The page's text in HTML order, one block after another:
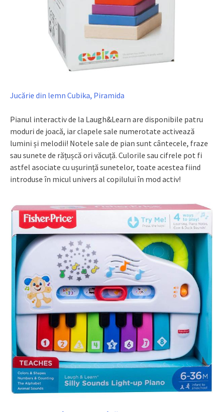
Jucărie din lemn Cubika, Piramida
Pianul interactiv de la Laugh&Learn are disponibile patru
moduri de joacă, iar clapele sale numerotate activează
lumini și melodii! Notele sale de pian sunt cântecele, fraze
sau sunete de rățușcă ori văcuță. Culorile sau cifrele pot fi
astfel asociate cu ușurință sunetelor, toate acestea fiind
introduse în micul univers al copilului în mod activ!